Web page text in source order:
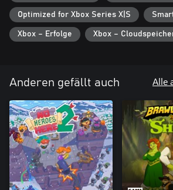
Optimized for Xbox Series X|S
Xbox – Erfolge Xbox –
Anderen gefällt auch Alle